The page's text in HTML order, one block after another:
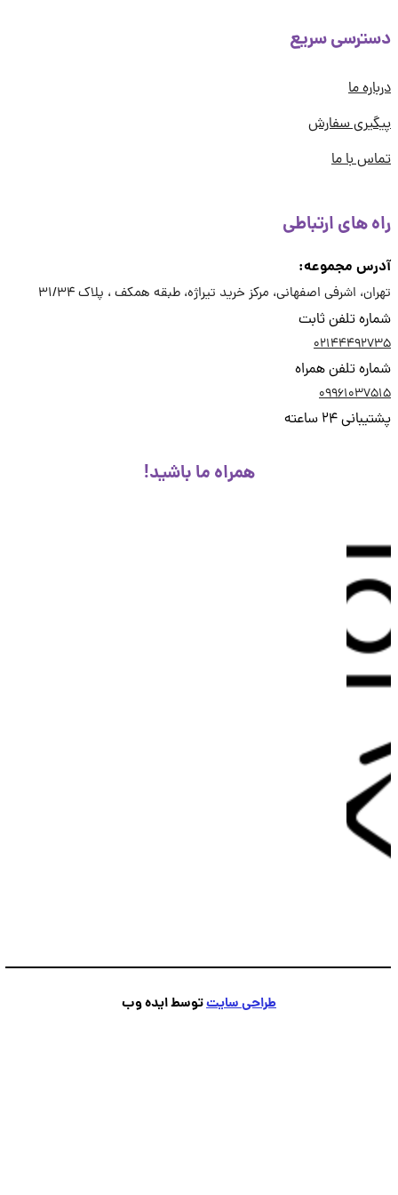
سریع
ما
سفارش
با ما
های ارتباطی
مجموعه:
اشرفی اصفهانی، مرکز خرید تیراژه، طبقه همکف ، پلاک 31/34
تلفن ثابت
تلفن همراه
24 ساعته
همراه ما باشید!
طراحی سایتتوسط ایده وب